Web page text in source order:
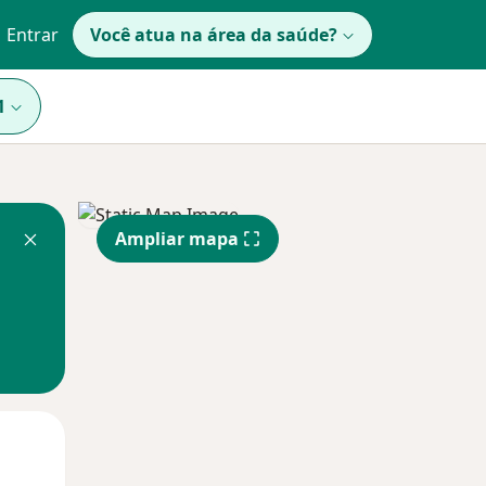
Entrar Você atua na área da saúde?
Ampliar mapa